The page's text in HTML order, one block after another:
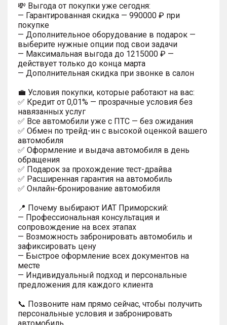
💸 Выгода от покупки уже сегодня:
— Гарантированная скидка — 990000 ₽ при
покупке
— Дополнительное оборудование в подарок —
выберите нужные опции под свои задачи
— Максимальная выгода до 1215000 ₽ —
действует только до конца марта
— Дополнительная скидка при звонке в салон
💼 Условия покупки, которые работают на вас:
✅ Кредит от 0,01% — прозрачные условия без
навязанных услуг
✅ Все автомобили уже с ПТС — без ожидания
✅ Обмен по трейд-ин с высокой оценкой вашего
автомобиля
✅ Оформление и выдача автомобиля в день
обращения
✅ Подарок за прохождение тест-драйва
✅ Расширенная гарантия на автомобиль
✅ Онлайн-бронирование автомобиля
📍 Почему выбирают ИАТ Приморский:
— Профессиональная консультация и
сопровождение на всех этапах
— Возможность забронировать автомобиль и
зафиксировать цену
— Быстрое оформление всех документов на
месте
— Индивидуальный подход и персональные
предложения для каждого клиента
📞 Позвоните нам прямо сейчас, чтобы получить
персональные условия и забронировать
автомобиль.